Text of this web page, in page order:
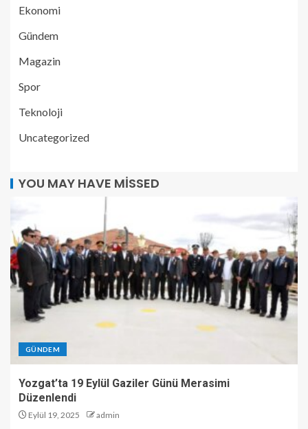
Ekonomi
Gündem
Magazin
Spor
Teknoloji
Uncategorized
YOU MAY HAVE MISSED
GÜNDEM
Yozgat’ta 19 Eylül Gaziler Günü Merasimi
Düzenlendi
Eylül 19, 2025 admin